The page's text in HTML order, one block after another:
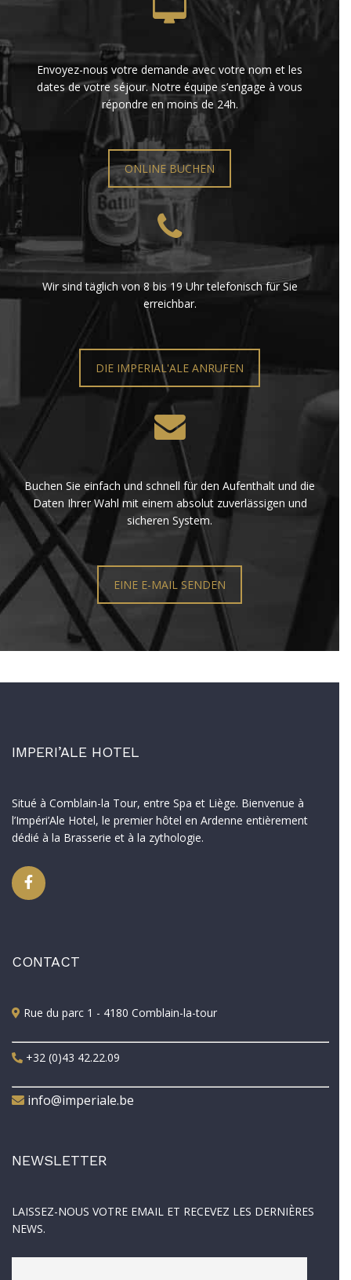
Envoyez-nous votre demande avec votre nom et les
dates de votre séjour. Notre équipe s’engage à vous
répondre en moins de 24h.
ONLINE BUCHEN
Wir sind täglich von 8 bis 19 Uhr telefonisch für Sie
erreichbar.
DIE IMPERIAL'ALE ANRUFEN
EINE E-MAIL SENDEN
Buchen Sie einfach und schnell für den Aufenthalt und die
Daten Ihrer Wahl mit einem absolut zuverlässigen und
sicheren System.
IMPERI’ALE HOTEL
Situé à Comblain-la Tour, entre Spa et Liège. Bienvenue à
l’Impéri’Ale Hotel, le premier hôtel en Ardenne entièrement
dédié à la Brasserie et à la zythologie.
CONTACT
Rue du parc 1 - 4180 Comblain-la-tour
+32 (0)43 42.22.09
info@imperiale.be
NEWSLETTER
LAISSEZ-NOUS VOTRE EMAIL ET RECEVEZ LES DERNIÈRES
NEWS.